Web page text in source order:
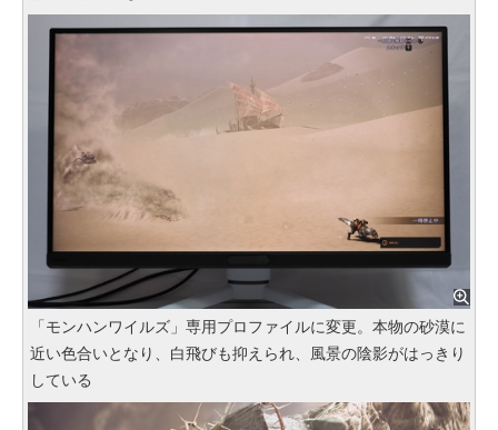
「モンハンワイルズ」専用プロファイルに変更。本物の砂漠に
近い色合いとなり、白飛びも抑えられ、風景の陰影がはっきり
している